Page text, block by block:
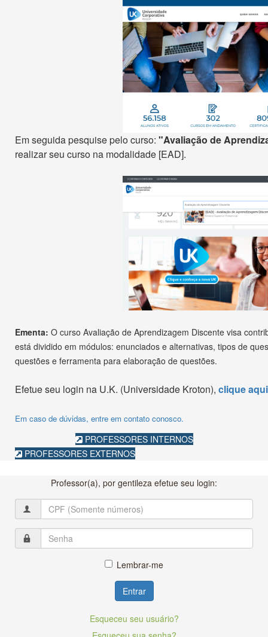
Em seguida pesquise pelo curso: "Avaliação de
realizar seu curso na modalidade [EAD].
Ementa: O curso Avaliação de Aprendizagem Discente visa
está dividido em módulos: enunciados e alternativas, tipos de
questões e ferramenta para elaboração de questões.
Efetue seu login na U.K. (Universidade Kroton), clique aqui
Em caso de dúvidas, entre em contato conosco.
PROFESSORES INTERNOS
PROFESSORES EXTERNOS
Professor(a), por gentileza efetue seu login:
Lembrar-me
Entrar
Esqueceu seu usuário?